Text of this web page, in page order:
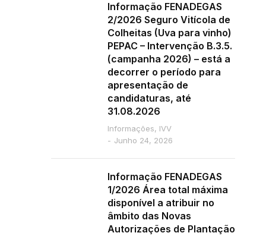
Informação FENADEGAS
2/2026 Seguro Vitícola de
Colheitas (Uva para vinho)
PEPAC – Intervenção B.3.5.
(campanha 2026) – está a
decorrer o período para
apresentação de
candidaturas, até
31.08.2026
Informações, IVV
Junho 24, 2026
Informação FENADEGAS
1/2026 Área total máxima
disponível a atribuir no
âmbito das Novas
Autorizações de Plantação